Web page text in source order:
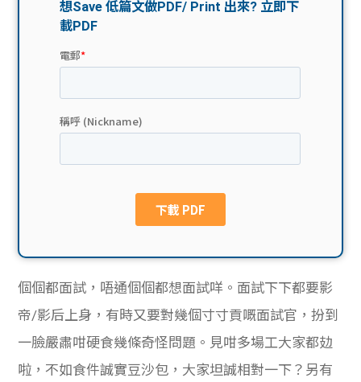
分享
費貸
款
計數
機
搵工
Exc
Gui
de
nce
我們
個個都面試，唔通個個都想面試咩。面試下下都要影
帝/影后上身，有時又要對幾個寸寸貢嘅面試官，扮到
一臉嚴肅咁硬食幾條奇怪問題。見咁多場工大家都攰
啦，不如食件誠實豆沙包，大家坦誠相對一下？另有